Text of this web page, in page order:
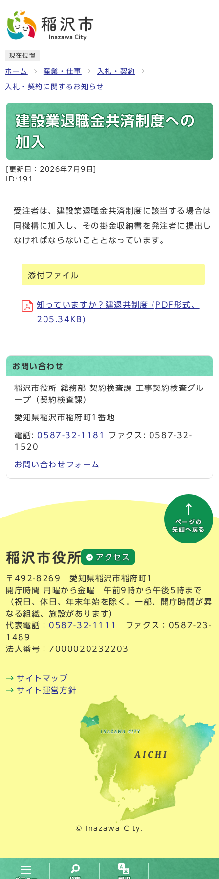
現在位置
ホーム 産業・仕事 入札・契約
入札・契約に関するお知らせ
建設業退職金共済制度への
加入
[更新日： 2026年7月9日
ID:191
受注者は、建設業退職金共済制度に該当する場合は
同機構に加入し、その掛金収納書を発注者に提出し
なければならないこととなっています。
添付ファイル
知っていますか？建退共制度 (PDF形式、
205.34KB)
お問い合わせ
稲沢市役所 総務部 契約検査課 工事契約検査グル
ープ（契約検査課）
愛知県稲沢市稲府町1番地
電話: 0587-32-1181
ファクス: 0587-32-
1520
お問い合わせフォーム
ページの
先頭へ戻る
アクセス
〒492-8269 愛知県稲沢市稲府町1
開庁時間 月曜から金曜 午前9時から午後5時まで
（祝日、休日、年末年始を除く。一部、開庁時間が異
なる組織、施設があります）
代表電話： 0587-32-1111
ファクス：0587-23-
1489
法人番号：7000020232203
サイトマップ
サイト運営方針
© Inazawa City.